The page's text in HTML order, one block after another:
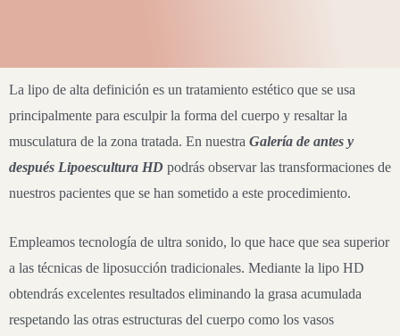
La lipo de alta definición es un tratamiento estético que se usa
principalmente para esculpir la forma del cuerpo y resaltar la
musculatura de la zona tratada. En nuestra Galería de antes y
después Lipoescultura HD podrás observar las transformaciones de
nuestros pacientes que se han sometido a este procedimiento.
Empleamos tecnología de ultra sonido, lo que hace que sea superior
a las técnicas de liposucción tradicionales. Mediante la lipo HD
obtendrás excelentes resultados eliminando la grasa acumulada
respetando las otras estructuras del cuerpo como los vasos